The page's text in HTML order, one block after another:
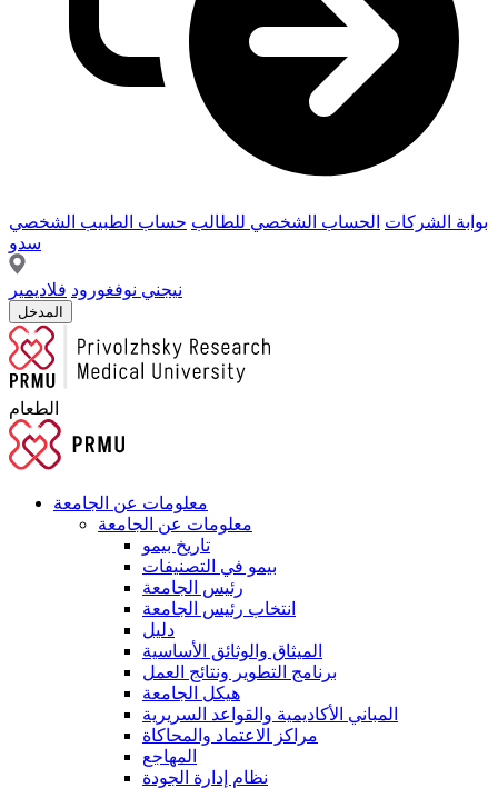
بوابة الشركات الحساب الشخصي للطالب حساب الطبيب الشخصي
سدو
نيجني نوفغورود فلاديمير
المدخل
الطعام
معلومات عن الجامعة
معلومات عن الجامعة
تاريخ بيمو
بيمو في التصنيفات
رئيس الجامعة
انتخاب رئيس الجامعة
دليل
الميثاق والوثائق الأساسية
برنامج التطوير ونتائج العمل
هيكل الجامعة
المباني الأكاديمية والقواعد السريرية
مراكز الاعتماد والمحاكاة
المهاجع
نظام إدارة الجودة